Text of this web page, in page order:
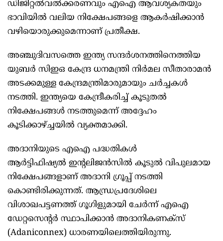
ഡിജിറ്റല്‍വല്‍ക്കരണവും എഐ ആവശ്യകതയും
ഭാവിയില്‍ വലിയ നിക്ഷേപങ്ങളെ ആകര്‍ഷിക്കാന്‍
വഴിയൊരുക്കുമെന്നാണ് പ്രതീക്ഷ.
അഞ്ചുദിവസത്തെ ഇന്ത്യ സന്ദര്‍ശനത്തിനെത്തിയ
യുബര്‍ സിഇഒ കേന്ദ്ര ധനമന്ത്രി നിര്‍മല സീതാരാമന്‍
അടക്കമുള്ള കേന്ദ്രമന്ത്രിമാരുമായും ചര്‍ച്ചകള്‍
നടത്തി. ഇന്ത്യയെ കേന്ദ്രീകരിച്ച് കൂടുതല്‍
നിക്ഷേപങ്ങള്‍ നടത്തുമെന്ന് അദ്ദേഹം
കൂടിക്കാഴ്ച്ചയില്‍ വ്യക്തമാക്കി.
അദാനിയുടെ എഐ പദ്ധതികള്‍
ആര്‍ട്ടിഫിഷ്യല്‍ ഇന്റലിജന്‍സില്‍ കൂടുല്‍ വിപുലമായ
നിക്ഷേപങ്ങളാണ് അദാനി ഗ്രൂപ്പ് നടത്തി
കൊണ്ടിരിക്കുന്നത്. ആന്ധ്രപ്രദേശിലെ
വിശാഖപട്ടണത്ത് ഗൂഗിളുമായി ചേര്‍ന്ന് എഐ
ഡേറ്റസെന്റര്‍ സ്ഥാപിക്കാന്‍ അദാനികണക്‌സ്
(Adaniconnex) ധാരണയിലെത്തിയിരുന്നു.